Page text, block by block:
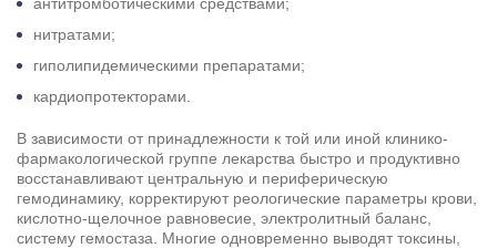
нитратами;
гиполипидемическими препаратами;
кардиопротекторами.
В зависимости от принадлежности к той или иной клинико-
фармакологической группе лекарства быстро и продуктивно
восстанавливают центральную и периферическую
гемодинамику, корректируют реологические параметры крови,
кислотно-щелочное равновесие, электролитный баланс,
систему гемостаза. Многие одновременно выводят токсины,